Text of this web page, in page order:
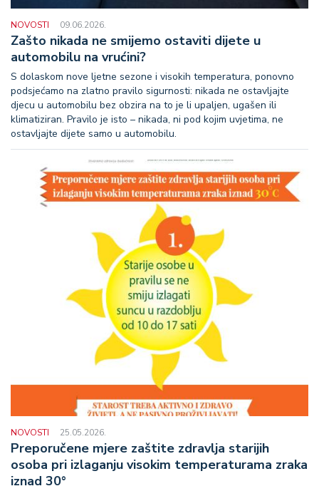
NOVOSTI 09.06.2026.
Zašto nikada ne smijemo ostaviti dijete u
automobilu na vrućini?
S dolaskom nove ljetne sezone i visokih temperatura, ponovno
podsjećamo na zlatno pravilo sigurnosti: nikada ne ostavljajte
djecu u automobilu bez obzira na to je li upaljen, ugašen ili
klimatiziran. Pravilo je isto – nikada, ni pod kojim uvjetima, ne
ostavljajte dijete samo u automobilu.
NOVOSTI 25.05.2026.
Preporučene mjere zaštite zdravlja starijih
osoba pri izlaganju visokim temperaturama zraka
iznad 30°